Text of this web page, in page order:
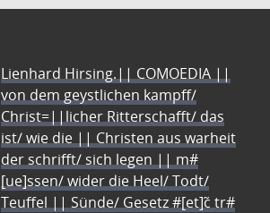
Lienhard Hirsing.|| COMOEDIA ||
von dem geystlichen kampff/
Christ=||licher Ritterschafft/ das
ist/ wie die || Christen aus warheit
der schrifft/ sich legen || m#
[ue]ssen/ wider die Heel/ Todt/
Teuffel || Sünde/ Gesetz #[et]c̃ tr#